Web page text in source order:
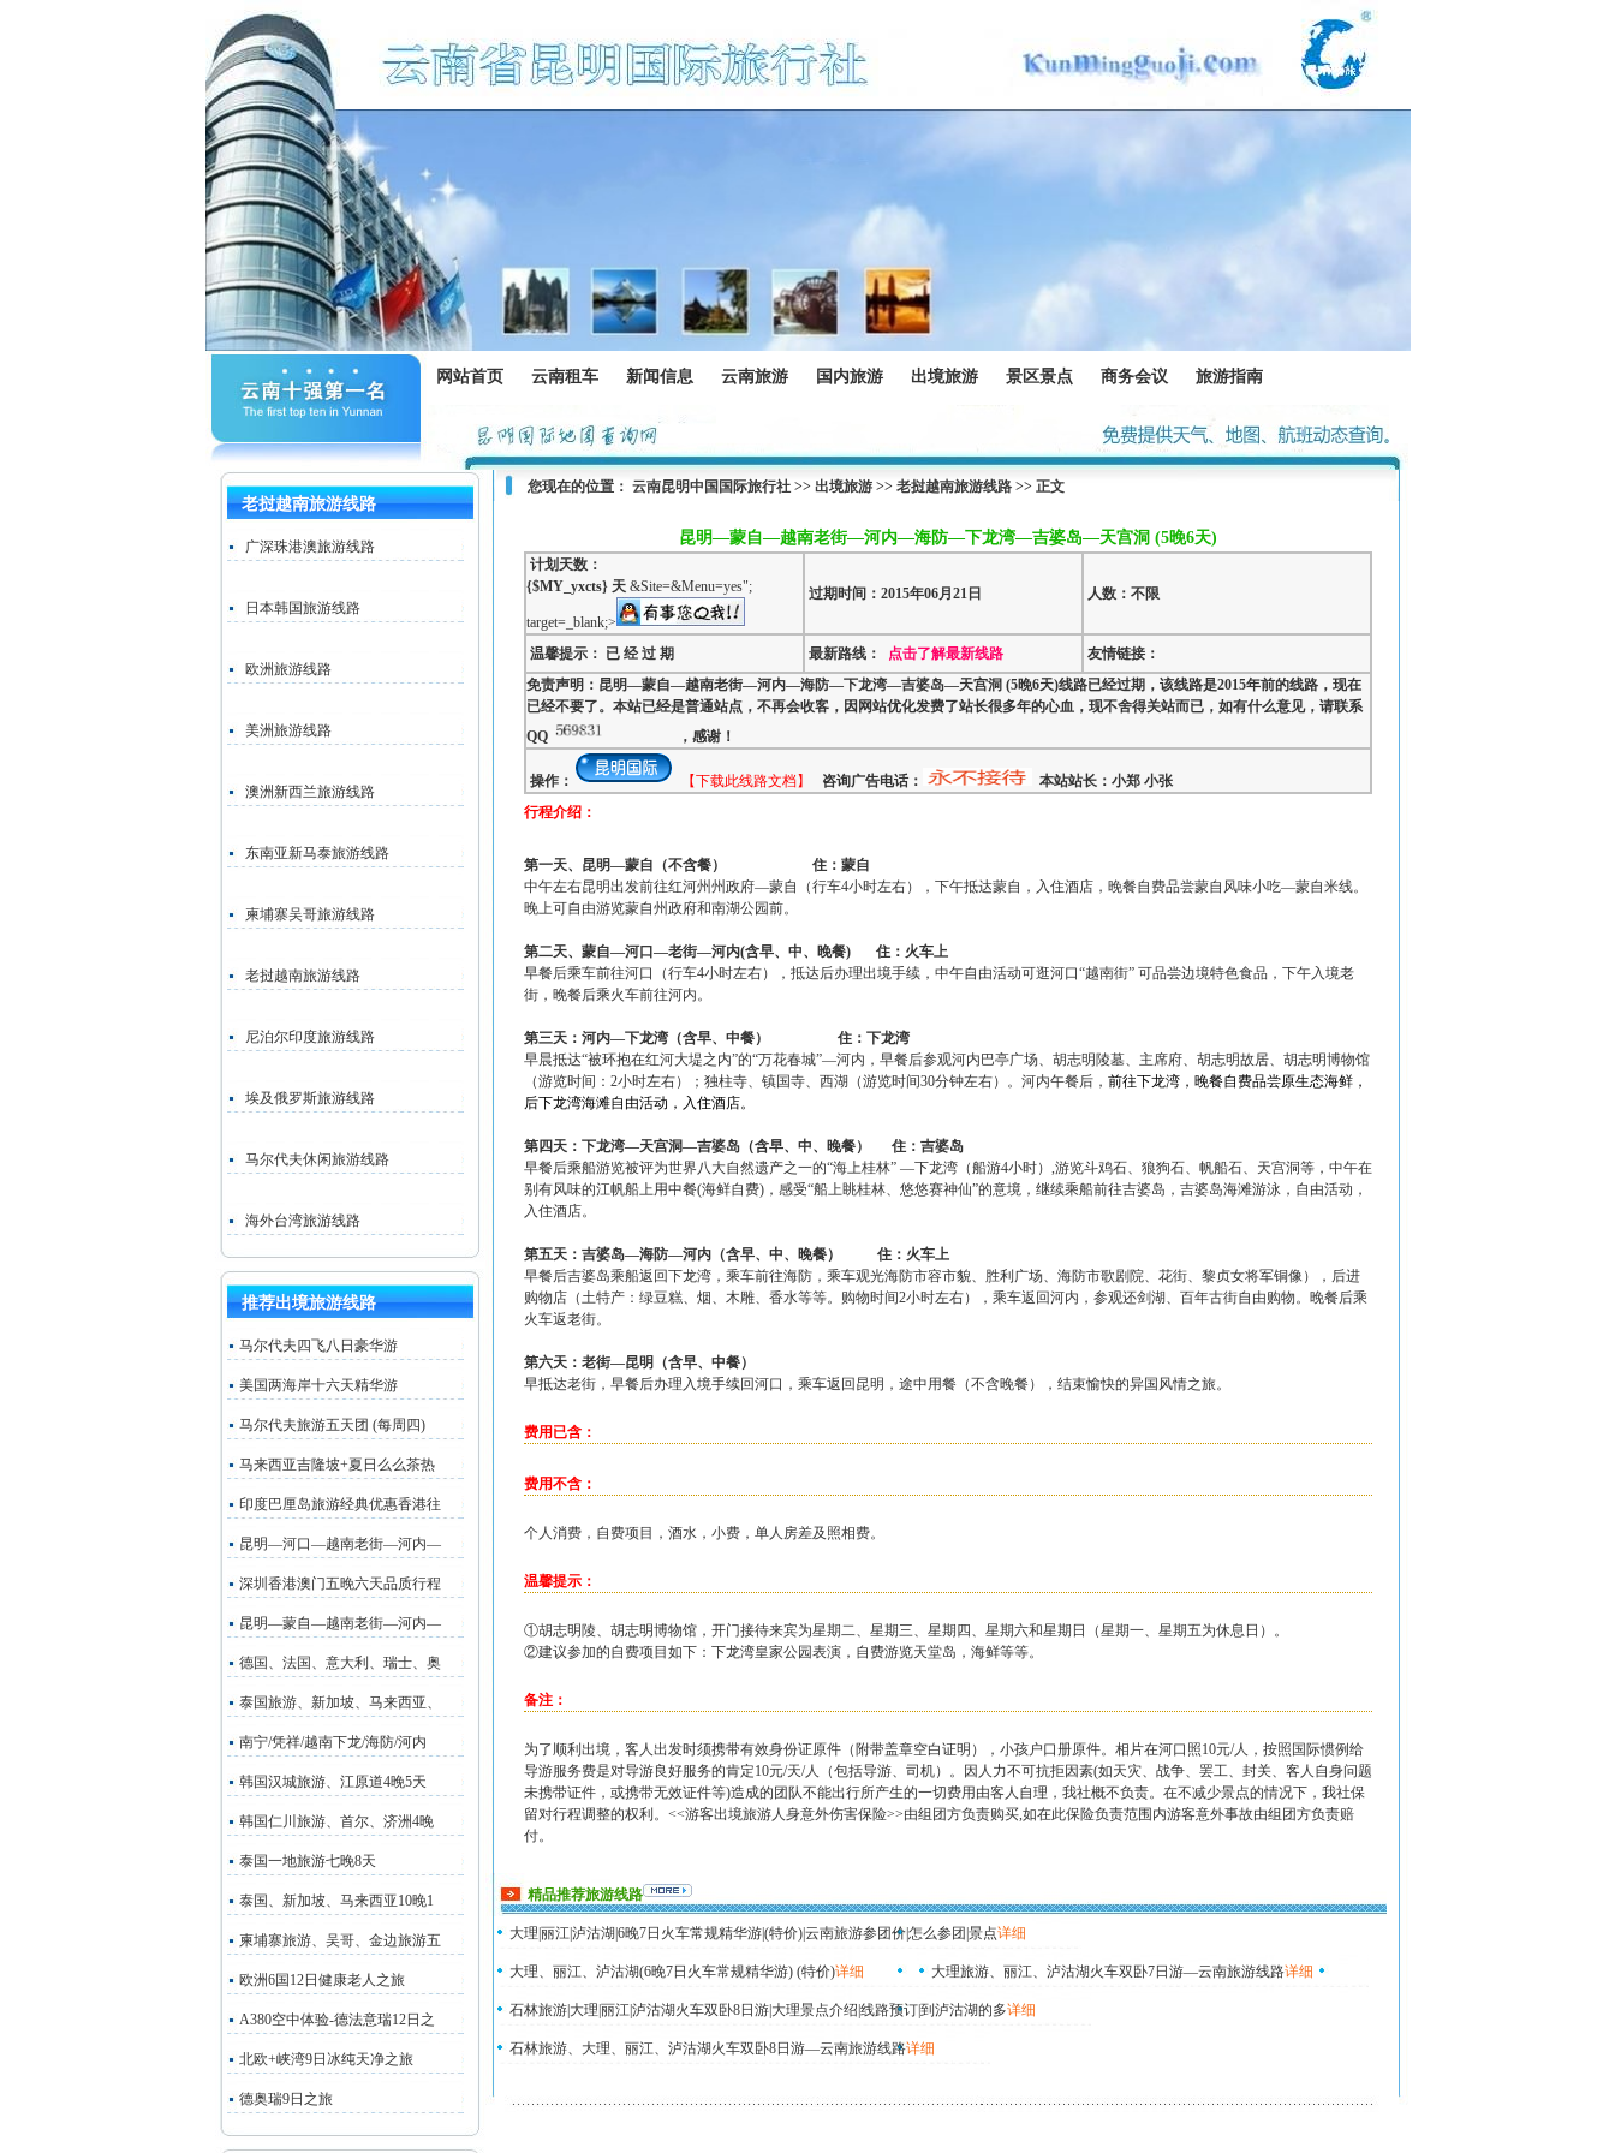
网站首页 云南租车 新闻信息 云南旅游 国内旅游 出境旅游 景区景点 商务会议 旅游指南
老挝越南旅游线路
广深珠港澳旅游线路
日本韩国旅游线路
欧洲旅游线路
美洲旅游线路
澳洲新西兰旅游线路
东南亚新马泰旅游线路
柬埔寨吴哥旅游线路
老挝越南旅游线路
尼泊尔印度旅游线路
埃及俄罗斯旅游线路
马尔代夫休闲旅游线路
海外台湾旅游线路
推荐出境旅游线路
马尔代夫四飞八日豪华游
美国两海岸十六天精华游
马尔代夫旅游五天团 (每周四)
马来西亚吉隆坡+夏日么么茶热
印度巴厘岛旅游经典优惠香港往
昆明—河口—越南老街—河内—
深圳香港澳门五晚六天品质行程
昆明—蒙自—越南老街—河内—
德国、法国、意大利、瑞士、奥
泰国旅游、新加坡、马来西亚、
南宁/凭祥/越南下龙/海防/河内
韩国汉城旅游、江原道4晚5天
韩国仁川旅游、首尔、济洲4晚
泰国一地旅游七晚8天
泰国、新加坡、马来西亚10晚1
柬埔寨旅游、吴哥、金边旅游五
欧洲6国12日健康老人之旅
A380空中体验-德法意瑞12日之
北欧+峡湾9日冰纯天净之旅
德奥瑞9日之旅
您现在的位置： 云南昆明中国国际旅行社>> 出境旅游>> 老挝越南旅游线路>> 正文
昆明—蒙自—越南老街—河内—海防—下龙湾—吉婆岛—天宫洞 (5晚6天)
计划天数：
{$MY_yxcts} 天 &Site=&Menu=yes";
target=_blank;>
过期时间：2015年06月21日 人数：不限
温馨提示： 已 经 过 期 最新路线： 点击了解最新线路
友情链接：
免责声明：昆明—蒙自—越南老街—河内—海防—下龙湾—吉婆岛—天宫洞 (5晚6天)线路已经过期，该线路是2015年前的线路，现在
已经不要了。本站已经是普通站点，不再会收客，因网站优化发费了站长很多年的心血，现不舍得关站而已，如有什么意见，请联系
QQ
，感谢！
操作： 【下载此线路文档】 咨询广告电话：
本站站长：小郑 小张
行程介绍：
第一天、昆明—蒙自（不含餐）
住：蒙自
中午左右昆明出发前往红河州州政府—蒙自（行车4小时左右），下午抵达蒙自，入住酒店，晚餐自费品尝蒙自风味小吃—蒙自米线。
晚上可自由游览蒙自州政府和南湖公园前。
第二天、蒙自—河口—老街—河内(含早、中、晚餐)
住：火车上
早餐后乘车前往河口（行车4小时左右），抵达后办理出境手续，中午自由活动可逛河口“越南街” 可品尝边境特色食品，下午入境老
街，晚餐后乘火车前往河内。
第三天：河内—下龙湾（含早、中餐） 住：下龙湾
早晨抵达“被环抱在红河大堤之内”的“万花春城”—河内，早餐后参观河内巴亭广场、胡志明陵墓、主席府、胡志明故居、胡志明博物馆
（游览时间： 2小时左右）；独柱寺、镇国寺、西湖（游览时间30分钟左右）。河内午餐后， 前往下龙湾，晚餐自费品尝原生态海鲜，
后下龙湾海滩自由活动 ， 入住酒店。
第四天：下龙湾—天宫洞—吉婆岛（含早、中、晚餐）
住：吉婆岛
早餐后乘船游览被评为世界八大自然遗产之一的“海上桂林” —下龙湾（船游4小时） ,游览斗鸡石、狼狗石、帆船石、天宫洞等，中午在
别有风味的江帆船上用中餐(海鲜自费)，感受“船上眺桂林、悠悠赛神仙”的意境，继续乘船前往吉婆岛，吉婆岛海滩游泳，自由活动，
入住酒店。
第五天：吉婆岛—海防—河内（含早、中、晚餐）
住：火车上
早餐后吉婆岛乘船返回下龙湾，乘车前往海防，乘车观光海防市容市貌、胜利广场、海防市歌剧院、花街、黎贞女将军铜像），后进
购物店（土特产：绿豆糕、烟、木雕、香水等等。购物时间2小时左右），乘车返回河内，参观还剑湖、百年古街自由购物。晚餐后乘
火车返老街。
第六天：老街—昆明（含早、中餐）
早抵达老街，早餐后办理入境手续回河口，乘车返回昆明，途中用餐（不含晚餐），结束愉快的异国风情之旅。
费用已含：
费用不含：
个人消费，自费项目，酒水，小费，单人房差及照相费。
温馨提示：
①胡志明陵、胡志明博物馆，开门接待来宾为星期二、星期三、星期四、星期六和星期日（星期一、星期五为休息日）。
②建议参加的自费项目如下：下龙湾皇家公园表演，自费游览天堂岛，海鲜等等。
备注：
为了顺利出境，客人出发时须携带有效身份证原件（附带盖章空白证明），小孩户口册原件。相片在河口照10元/人，按照国际惯例给
导游服务费是对导游良好服务的肯定10元/天/人（包括导游、司机）。因人力不可抗拒因素(如天灾、战争、罢工、封关、客人自身问题
未携带证件，或携带无效证件等)造成的团队不能出行所产生的一切费用由客人自理，我社概不负责。在不减少景点的情况下，我社保
留对行程调整的权利。<<游客出境旅游人身意外伤害保险>>由组团方负责购买,如在此保险负责范围内游客意外事故由组团方负责赔
付。
精品推荐旅游线路
详细
大理|丽江|泸沽湖|6晚7日火车常规精华游|(特价)|云南旅游参团价|怎么参团|景点
详细
大理、丽江、泸沽湖(6晚7日火车常规精华游) (特价) 详细
大理旅游、丽江、泸沽湖火车双卧7日游—云南旅游线路
详细
石林旅游|大理|丽江|泸沽湖火车双卧8日游|大理景点介绍|线路预订|到泸沽湖的多
详细
石林旅游、大理、丽江、泸沽湖火车双卧8日游—云南旅游线路